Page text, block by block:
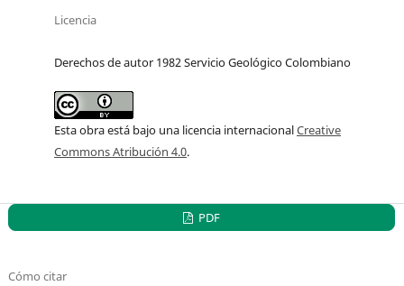
Licencia
Derechos de autor 1982 Servicio Geológico Colombiano
Esta obra está bajo una licencia internacionalCreative
Commons Atribución 4.0.
PDF
Cómo citar